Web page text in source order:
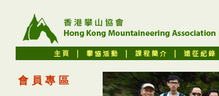
會員專區